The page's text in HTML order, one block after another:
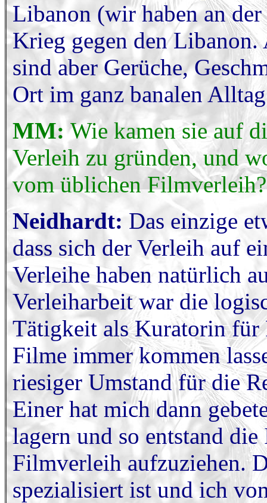
Libanon (wir haben an
Krieg gegen den
sind aber Gerüche,
Ort im ganz banalen
MM:Wie kamen sie auf
Verleih zu gründen, und
vom üblichen Filmverleih?
Neidhardt: Das einzige
dass sich der Verleih auf
Verleihe haben natürlich
Verleiharbeit war die
Tätigkeit als Kuratorin für
Filme immer kommen
riesiger Umstand für die
Einer hat mich dann
lagern und so entstand
Filmverleih aufzuziehen.
spezialisiert ist und ich